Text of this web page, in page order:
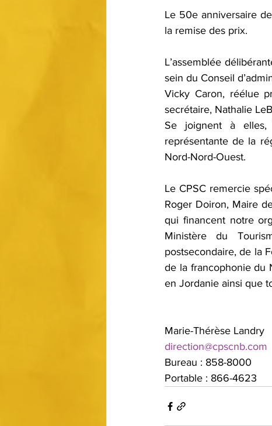
Le 50e anniversaire
la remise des prix.
L’assemblée
sein du Conseil
Vicky Caron, réélue
secrétaire, Nathalie
Se joignent à elles,
représentante de la
Nord-Nord-Ouest.
Le CPSC remercie
Roger Doiron, Maire
qui financent notre
Ministère du
postsecondaire, de la
de la francophonie du
en Jordanie ainsi que
Marie-Thérèse Landry
direction@cpscnb.com
Bureau : 858-8000
Portable : 866-4623